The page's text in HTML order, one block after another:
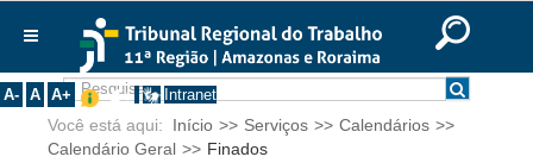
Ir para o rodapé
English
Português Español
A- A A+ Intranet
Institucional
Histórico
Você está aqui: Início >> Serviços >> Calendários >>
Calendário Geral >> Finados
Month